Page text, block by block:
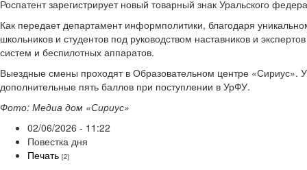
Роспатент зарегистрирует новый товарный знак Уральского
Как передает департамент информполитики, благодаря
школьников и студентов под руководством наставников и
систем и беспилотных аппаратов.
Выездные смены проходят в Образовательном центре «Сириус».
дополнительные пять баллов при поступлении в УрФУ.
Фото: Медиа дом «Сириус»
02/06/2026 - 11:22
Повестка дня
Печать [2]